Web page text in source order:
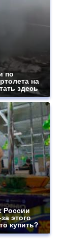
по
на
здесь
России
этого
купить?